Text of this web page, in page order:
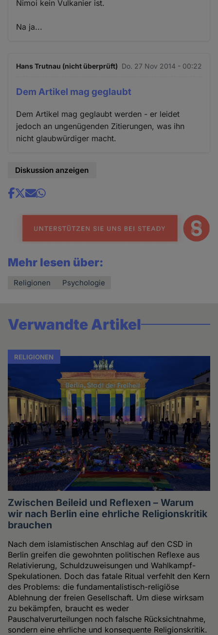
Nimoi kein Vulkanier ist.
Na ja...
Hans Trutnau (nicht überprüft) Do. 27 Nov 2014 - 00:22
Dem Artikel mag geglaubt
Dem Artikel mag geglaubt werden - er leidet
jedoch an ungenügenden Zitierungen, was ihn
nicht glaubwürdiger macht.
Diskussion anzeigen
Share
news
Mehr lesen über:
Religionen Psychologie
Verwandte Artikel
RELIGIONEN
Zwischen Beileid und Reflexen – Warum
wir nach Berlin eine ehrliche Religionskritik
brauchen
Nach dem islamistischen Anschlag auf den CSD in
Berlin greifen die gewohnten politischen Reflexe aus
Relativierung, Schuldzuweisungen und Wahlkampf-
Spekulationen. Doch das fatale Ritual verfehlt den Kern
des Problems: die fundamentalistisch-religiöse
Ablehnung der freien Gesellschaft. Um diese wirksam
zu bekämpfen, braucht es weder
Pauschalverurteilungen noch falsche Rücksichtnahme,
sondern eine ehrliche und konsequente Religionskritik.